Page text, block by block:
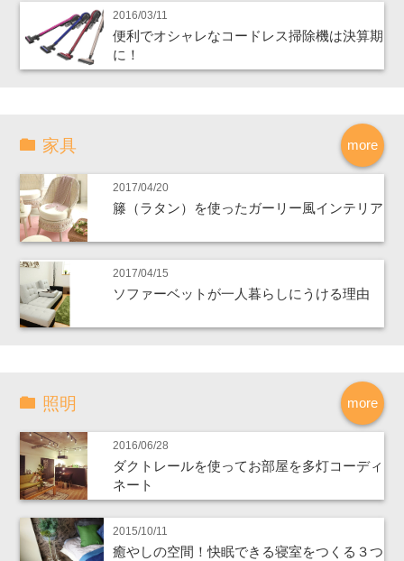
2016/03/11
便利でオシャレなコードレス掃除機は決算期
に！
more
家具
2017/04/20
籐（ラタン）を使ったガーリー風インテリア
2017/04/15
ソファーベットが一人暮らしにうける理由
more
照明
2016/06/28
ダクトレールを使ってお部屋を多灯コーディ
ネート
2015/10/11
癒やしの空間！快眠できる寝室をつくる３つ